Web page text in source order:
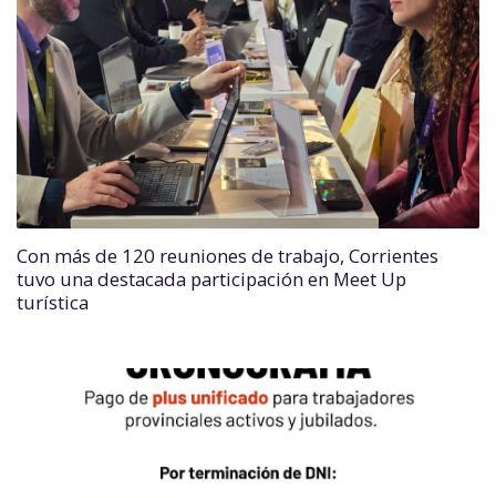
Con más de 120 reuniones de trabajo, Corrientes
tuvo una destacada participación en Meet Up
turística